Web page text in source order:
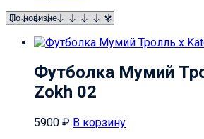
Футболка Мумий
Zokh 02
5900 ₽ В корзину